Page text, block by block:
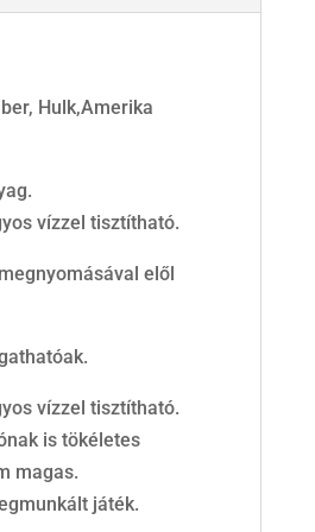
Hulk,Amerika
vízzel tisztítható.
elől
vízzel tisztítható.
is tökéletes
magas.
játék.